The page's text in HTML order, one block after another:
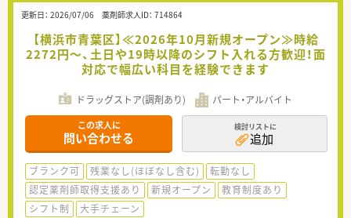
更新日： 2026/07/06 薬剤師求人ID： 714864
【横浜市青葉区】≪2026年10月新規オープン≫時給
2272円～、土日や19時以降のシフト入れる方歓迎！面
対応で幅広い科目を経験できます
ドラッグストア(調剤あり) パート・アルバイト
この求人に
問い合わせる
検討リストに
追加
ブランク可 残業なし(ほぼなし含む)
転勤なし
認定薬剤師取得支援あり
新規オープン
教育制度あり
シフト制
大手チェーン